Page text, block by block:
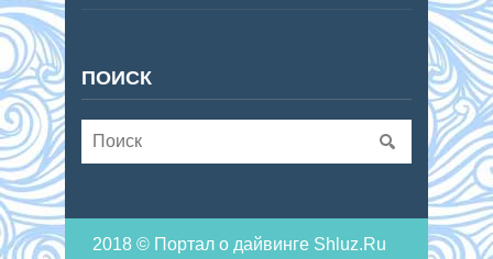
ПОИСК
2018 © Портал о дайвинге Shluz.Ru